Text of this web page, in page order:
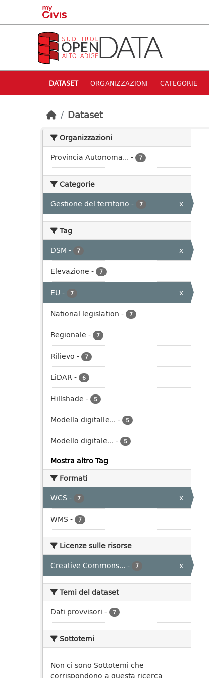
Skip to main content
DATASET ORGANIZZAZIONI CATEGORIE
Dataset
Organizzazioni
Provincia Autonoma... - 7
Categorie
Gestione del territorio - 7 x
Tag
DSM - 7
x
Elevazione - 7
EU - 7
x
National legislation - 7
Regionale - 7
Rilievo - 7
LiDAR- 6
Hillshade - 5
Modella digitalle... - 5
Modello digitale... - 5
Mostra altro Tag
Formati
WCS - 7
x
WMS - 7
Licenze sulle risorse
Creative Commons... - 7 x
Temi del dataset
Dati provvisori - 7
Sottotemi
Non ci sono Sottotemi che
corrispondono a questa ricerca